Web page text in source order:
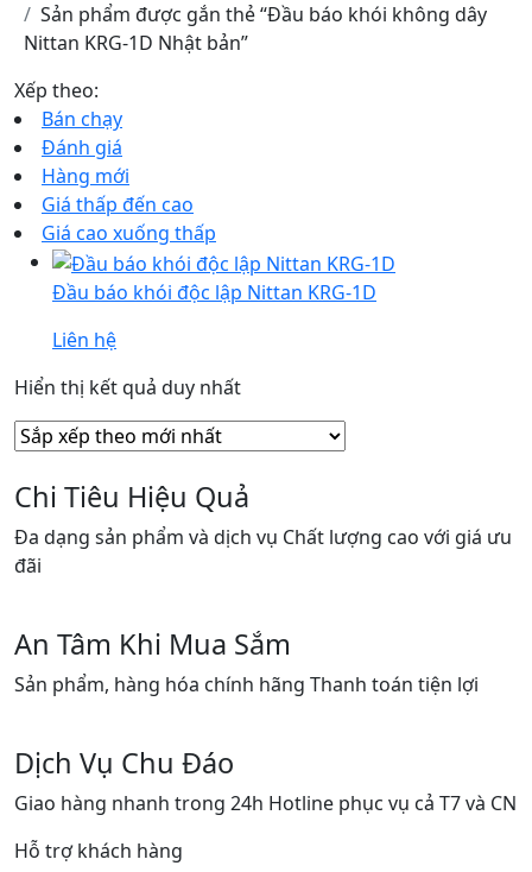
Sản phẩm được gắn thẻ “Đầu báo khói không dây
Nittan KRG-1D Nhật bản”
Xếp theo:
Bán chạy
Đánh giá
Hàng mới
Giá thấp đến cao
Giá cao xuống thấp
Đầu báo khói độc lập Nittan KRG-1D
Liên hệ
Hiển thị kết quả duy nhất
Chi Tiêu Hiệu Quả
Đa dạng sản phẩm và dịch vụ Chất lượng cao với giá ưu
đãi
An Tâm Khi Mua Sắm
Sản phẩm, hàng hóa chính hãng Thanh toán tiện lợi
Dịch Vụ Chu Đáo
Giao hàng nhanh trong 24h Hotline phục vụ cả T7 và CN
Hỗ trợ khách hàng